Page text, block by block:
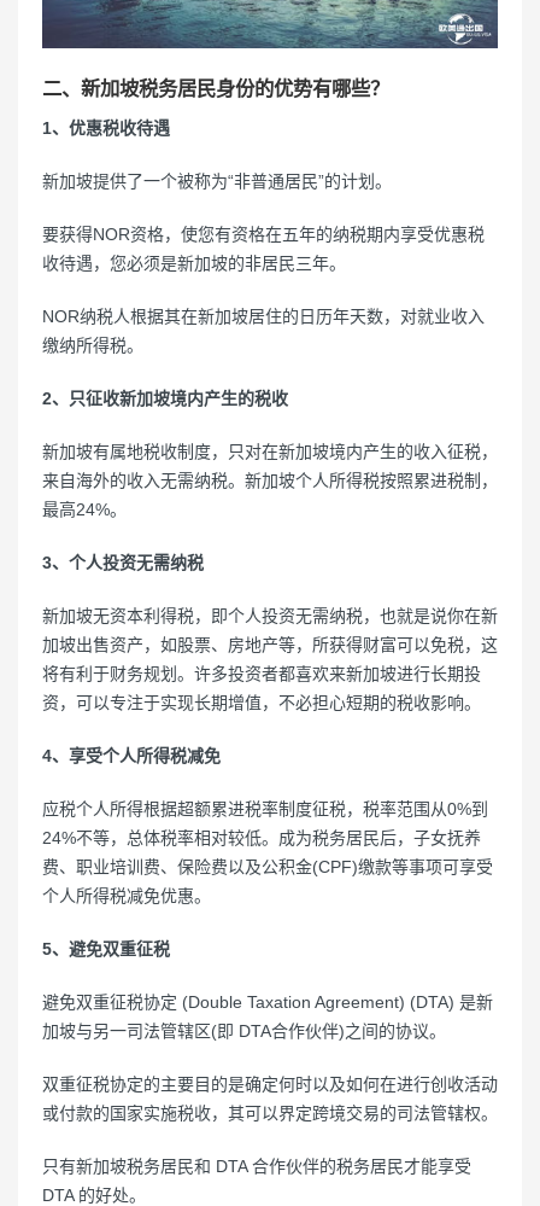
二、新加坡税务居民身份的优势有哪些？
1、优惠税收待遇
新加坡提供了一个被称为“非普通居民”的计划。
要获得NOR资格，使您有资格在五年的纳税期内享受优惠税
收待遇，您必须是新加坡的非居民三年。
NOR纳税人根据其在新加坡居住的日历年天数，对就业收入
缴纳所得税。
2、只征收新加坡境内产生的税收
新加坡有属地税收制度，只对在新加坡境内产生的收入征税，
来自海外的收入无需纳税。新加坡个人所得税按照累进税制，
最高24%。
3、个人投资无需纳税
新加坡无资本利得税，即个人投资无需纳税，也就是说你在新
加坡出售资产，如股票、房地产等，所获得财富可以免税，这
将有利于财务规划。许多投资者都喜欢来新加坡进行长期投
资，可以专注于实现长期增值，不必担心短期的税收影响。
4、享受个人所得税减免
应税个人所得根据超额累进税率制度征税，税率范围从0%到
24%不等，总体税率相对较低。成为税务居民后，子女抚养
费、职业培训费、保险费以及公积金(CPF)缴款等事项可享受
个人所得税减免优惠。
5、避免双重征税
避免双重征税协定 (Double Taxation Agreement) (DTA) 是新
加坡与另一司法管辖区(即 DTA合作伙伴)之间的协议。
双重征税协定的主要目的是确定何时以及如何在进行创收活动
或付款的国家实施税收，其可以界定跨境交易的司法管辖权。
只有新加坡税务居民和 DTA 合作伙伴的税务居民才能享受
DTA 的好处。